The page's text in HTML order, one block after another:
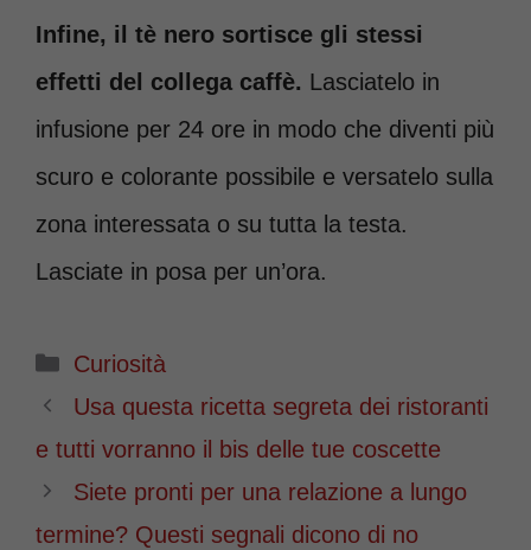
Infine, il tè nero sortisce gli stessi
effetti del collega caffè. Lasciatelo in
infusione per 24 ore in modo che diventi più
scuro e colorante possibile e versatelo sulla
zona interessata o su tutta la testa.
Lasciate in posa per un’ora.
Categorie
Curiosità
Usa questa ricetta segreta dei ristoranti
e tutti vorranno il bis delle tue coscette
Siete pronti per una relazione a lungo
termine? Questi segnali dicono di no